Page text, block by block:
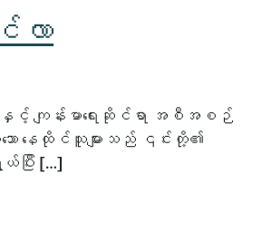
လာ
င့် ကျန်းမာရေးဆိုင်ရာ အစီအစဉ်
နေထိုင်သူများသည် ၎င်းတို့၏
ပြီး […]